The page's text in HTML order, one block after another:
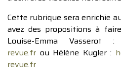
Cette rubrique sera enrichie
avez des propositions à
Louise-Emma Vasserot :
revue.fr ou Hélène Kugler :
revue.fr